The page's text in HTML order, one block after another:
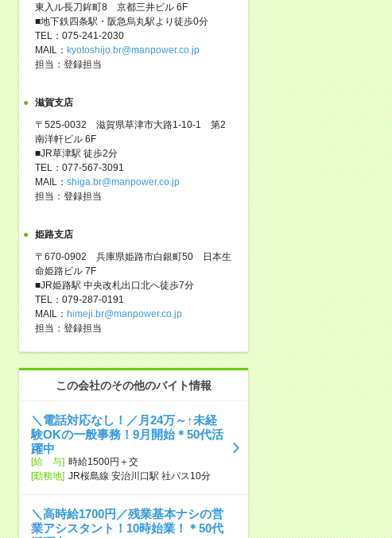
東入ル長刀鉾町8 京都三井ビル 6F
■地下鉄四条駅・阪急烏丸駅より徒歩0分
TEL：075-241-2030
MAIL： kyotoshijo.br@manpower.co.jp
担当：登録担当
滋賀支店
〒525-0032 滋賀県草津市大路1-10-1 第2
南洋軒ビル 6F
■JR草津駅 徒歩2分
TEL：077-567-3091
MAIL： shiga.br@manpower.co.jp
担当：登録担当
姫路支店
〒670-0902 兵庫県姫路市白銀町50 日本生
命姫路ビル 7F
■JR姫路駅 中央改札出口北へ徒歩7分
TEL：079-287-0191
MAIL： himeji.br@manpower.co.jp
担当：登録担当
この会社のその他のバイト情報
＼電話対応なし！／月24万～↑未経
験OKの一般事務！9月開始＊50代活
躍中
[給 与] 時給1500円＋交
[勤務地] JR桜島線 安治川口駅 社バス10分
＼高時給1700円／残業基本ナシの営
業アシスタント！10時始業！＊50代